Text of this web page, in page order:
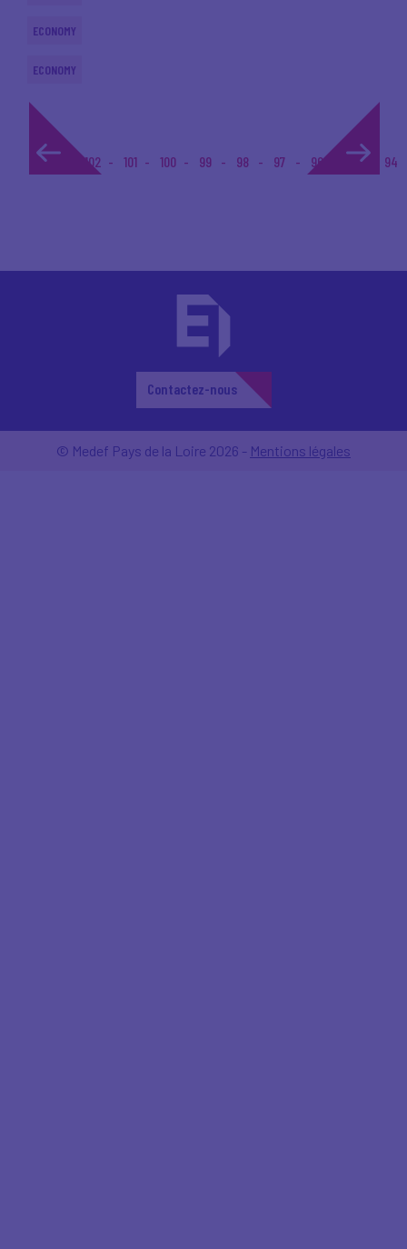
ECONOMY
ECONOMY
1... 102 101 100 99 98 97 96 95 94
Contactez-nous
© Medef Pays de la Loire 2026 - Mentions légales